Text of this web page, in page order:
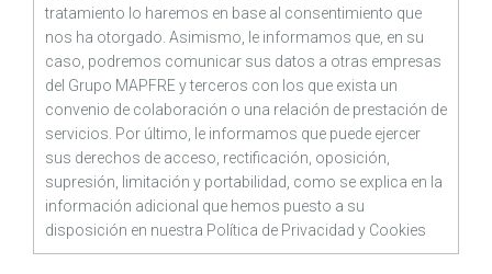
tratamiento lo haremos en base al consentimiento que
nos ha otorgado. Asimismo, le informamos que, en su
caso, podremos comunicar sus datos a otras empresas
del Grupo MAPFRE y terceros con los que exista un
convenio de colaboración o una relación de prestación de
servicios. Por último, le informamos que puede ejercer
sus derechos de acceso, rectificación, oposición,
supresión, limitación y portabilidad, como se explica en la
información adicional que hemos puesto a su
disposición en nuestra Política de Privacidad y Cookies